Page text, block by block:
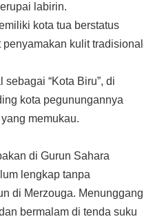
labirin.
kota tua berstatus
kulit tradisional
“Kota Biru”, di
kota pegunungannya
memukau.
di Gurun Sahara
lengkap tanpa
di Merzouga. Menunggang
bermalam di tenda suku